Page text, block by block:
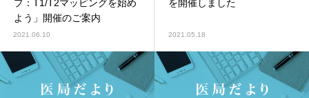
プ：T1/T2マッピングを始め
よう」開催のご案内
2021.06.10
を開催しました
2021.05.18